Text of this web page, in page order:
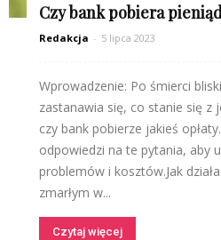
Czy bank pobiera
Redakcja - 5 lipca 2023
Wprowadzenie: Po śmierci
zastanawia się, co stanie się z
czy bank pobierze jakieś
odpowiedzi na te pytania, aby
problemów i kosztów.Jak
zmarłym w...
Czytaj więcej